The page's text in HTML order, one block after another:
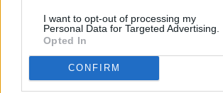
I want to opt-out of processing my
Personal Data for Targeted Advertising.
Opted In
CONFIRM
PRIMER EQUIPO
Acuerdo con el
traspaso de Josep Cerdà
PRIMER EQUIPO